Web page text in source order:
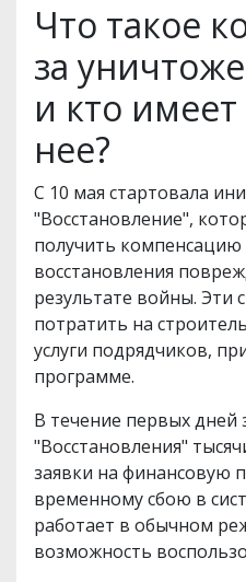
Что такое
за
и кто
нее?
С 10 мая стартовала
"Восстановление",
получить компенсацию
восстановления
результате войны. Эти
потратить на
услуги подрядчиков,
программе.
В течение первых дней
"Восстановления"
заявки на финансовую
временному сбою в
работает в обычном
возможность